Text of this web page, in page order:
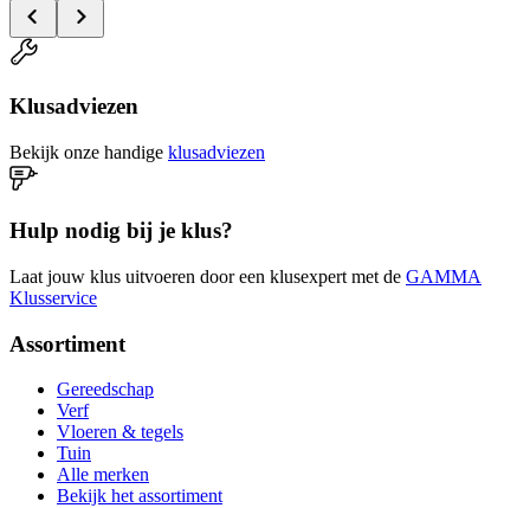
Klusadviezen
Bekijk onze handige klusadviezen
Hulp nodig bij je klus?
Laat jouw klus uitvoeren door een klusexpert met de GAMMA
Klusservice
Assortiment
Gereedschap
Verf
Vloeren & tegels
Tuin
Alle merken
Bekijk het assortiment